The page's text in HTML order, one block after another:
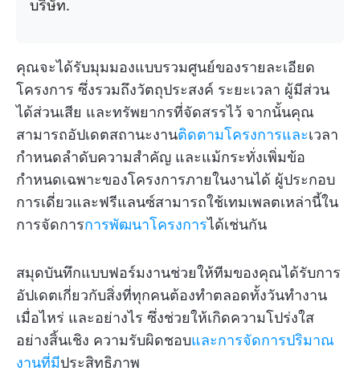
บริษัท.
คุณจะได้รับมุมมองแบบรวมศูนย์ของรายละเอียด
โครงการ ซึ่งรวมถึงวัตถุประสงค์ ระยะเวลา ผู้มีส่วน
ได้ส่วนเสีย และทรัพยากรที่จัดสรรไว้ จากนั้นคุณ
สามารถอัปเดตสถานะงานติดตามโครงการและเวลา
กำหนดลำดับความสำคัญ และแม้กระทั่งเพิ่มข้อ
กำหนดเฉพาะของโครงการภายในงานได้ ผู้ประกอบ
การเดี่ยวและฟรีแลนซ์สามารถใช้เทมเพลตเหล่านี้ใน
การจัดการการพัฒนาโครงการได้เช่นกัน
สมุดบันทึกแบบฟอร์มงานช่วยให้ทีมของคุณได้รับการ
อัปเดตเกี่ยวกับสิ่งที่ทุกคนต้องทำตลอดทั้งวันทำงาน
เมื่อไหร่ และอย่างไร ซึ่งช่วยให้เกิดความโปร่งใส
อย่างสิ้นเชิง ความรับผิดชอบและการจัดการปริมาณ
งานที่มีประสิทธิภาพ